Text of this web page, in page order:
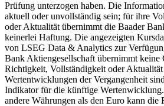
Prüfung unterzogen haben. Die
aktuell oder unvollständig sein; für ihre
oder Aktualität übernimmt die Baader
keinerlei Haftung. Die angezeigten
von LSEG Data & Analytics zur
Bank Aktiengesellschaft übernimmt keine
Richtigkeit, Vollständigkeit oder Aktualität
Wertentwicklungen der Vergangenheit
Indikator für die künftige
andere Währungen als den Euro kann die